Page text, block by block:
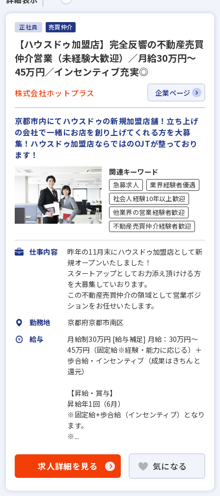
正社員 売買仲介
【ハウスドゥ加盟店】完全反響の不動産売買
仲介営業（未経験大歓迎）／月給30万円～
45万円／インセンティブ充実◎
株式会社ホットプラス 企業ページ
京都市内にてハウスドゥの新規加盟店舗！立ち上げ
の会社で一緒にお店を創り上げてくれる方を大募
集！ハウスドゥ加盟店ならではのOJTが整っており
ます！
関連キーワード
急募求人
業界経験者優遇
社会人経験10年以上歓迎
他業界の営業経験者歓迎
不動産売買仲介経験者歓迎
仕事内容
昨年の11月末にハウスドゥ加盟店として新
規オープンいたしました！
スタートアップとしてお力添え頂けける方
を大募集していおります。
この不動産売買仲介の領域として営業ポジ
ションをお任せいたします。
勤務地
京都府京都市南区
給与
月給制30万円 [給与補足] 月給：30万円～
45万円（固定給※経験・能力に応じる）＋
歩合給・インセンティブ（成果はきちんと
還元）
【昇給・賞与】
昇給年1回（6月）
※固定給+歩合給（インセンティブ）となり
ます。
※...
求人詳細を見る 気になる